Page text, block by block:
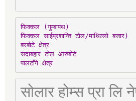
फिक्कल (गुम्बापथ)
फिक्कल साईप्रशान्ति टोल/माथिल्लो बजार)
बरबोटे क्षेत्र
सदाबहार टोल आरुबोटे
पालटाँगे क्षेत्र
सोलार होम्स प्रा